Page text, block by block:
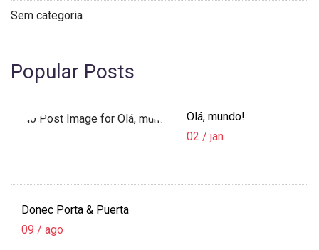
Sem categoria
Popular Posts
Olá, mundo!
02 / jan
Donec Porta & Puerta
09 / ago